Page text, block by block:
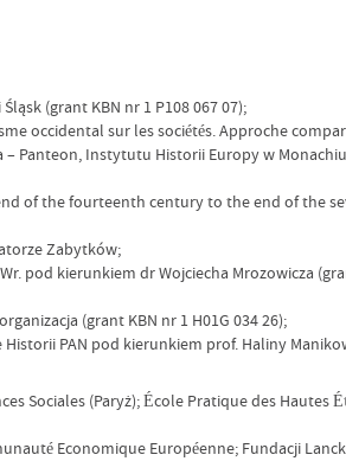
(grant KBN nr 1 P108 067 07);
occidental sur les sociétés. Approche
– Panteon, Instytutu Historii Europy w
of the fourteenth century to the end of the
Zabytków;
pod kierunkiem dr Wojciecha Mrozowicza
(grant KBN nr 1 H01G 034 26);
PAN pod kierunkiem prof. Haliny
Sociales (Paryż); École Pratique des Hautes
Economique Européenne; Fundacji